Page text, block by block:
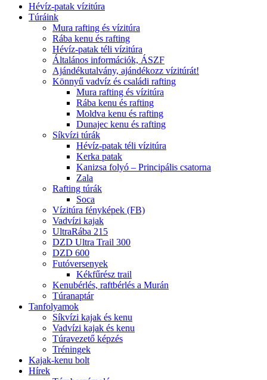
Hévíz-patak vízitúra
Túráink
Mura rafting és vízitúra
Rába kenu és rafting
Hévíz-patak téli vízitúra
Általános információk, ÁSZF
Ajándékutalvány, ajándékozz vízitúrát!
Könnyű vadvíz és családi rafting
Mura rafting és vízitúra
Rába kenu és rafting
Moldva kenu és rafting
Dunajec kenu és rafting
Síkvízi túrák
Hévíz-patak téli vízitúra
Kerka patak
Kanizsa folyó – Principális csatorna
Zala
Rafting túrák
Soca
Vízitúra fényképek (FB)
Vadvízi kajak
UltraRába 215
DZD Ultra Trail 300
DZD 600
Futóversenyek
Kékfűrész trail
Kenubérlés, raftbérlés a Murán
Túranaptár
Tanfolyamok
Síkvízi kajak és kenu
Vadvízi kajak és kenu
Túravezető képzés
Tréningek
Kajak-kenu bolt
Hírek